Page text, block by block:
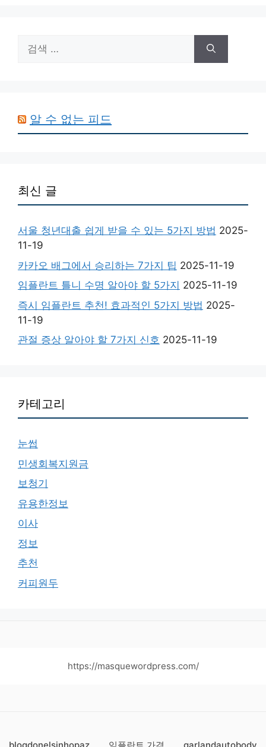
색:
알 수 없는 피드
최신 글
서울 청년대출 쉽게 받을 수 있는 5가지 방법 2025-
11-19
카카오 배그에서 승리하는 7가지 팁 2025-11-19
임플란트 틀니 수명 알아야 할 5가지 2025-11-19
즉시 임플란트 추천! 효과적인 5가지 방법 2025-
11-19
관절 증상 알아야 할 7가지 신호 2025-11-19
카테고리
눈썹
민생회복지원금
보청기
유용한정보
이사
정보
추천
커피원두
https://masquewordpress.com/
blogdonelsinhopaz 임플란트 가격 garlandautobody